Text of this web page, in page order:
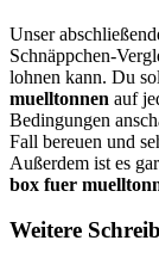
Unser
Schnäppchen-
lohnen kann. Du
muelltonnen auf
Bedingungen
Fall bereuen und
Außerdem ist es
box fuer
Weitere